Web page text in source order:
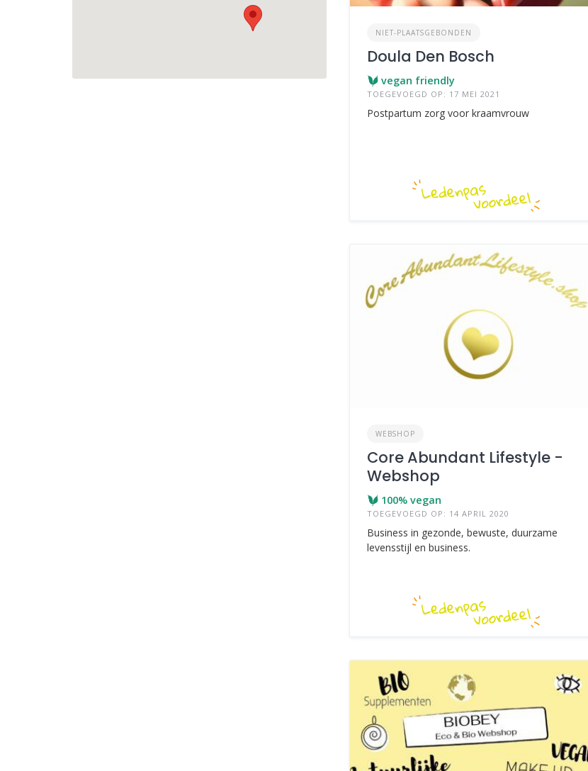
NIET-PLAATSGEBONDEN
Doula Den Bosch
vegan friendly
TOEGEVOEGD OP: 17 MEI 2021
Postpartum zorg voor kraamvrouw
WEBSHOP
Core Abundant Lifestyle -
Webshop
100% vegan
TOEGEVOEGD OP: 14 APRIL 2020
Business in gezonde, bewuste, duurzame
levensstijl en business.